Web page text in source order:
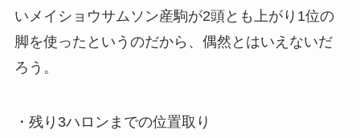
いメイショウサムソン産駒が2頭とも上がり1位の
脚を使ったというのだから、偶然とはいえないだ
ろう。
・残り3ハロンまでの位置取り